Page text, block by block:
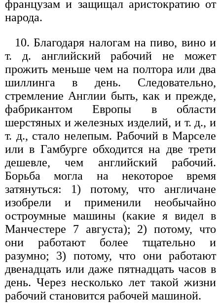
французам и защищал аристократию от
народа.
10. Благодаря налогам на пиво, вино и
т. д. английский рабочий не может
прожить меньше чем на полтора или два
шиллинга в день. Следовательно,
стремление Англии быть, как и прежде,
фабрикантом Европы в области
шерстяных и железных изделий, и т. д., и
т. д., стало нелепым. Рабочий в Марселе
или в Гамбурге обходится на две трети
дешевле, чем английский рабочий.
Борьба могла на некоторое время
затянуться: 1) потому, что англичане
изобрели и применили необычайно
остроумные машины (какие я видел в
Манчестере 7 августа); 2) потому, что
они работают более тщательно и
разумно; 3) потому, что они работают
двенадцать или даже пятнадцать часов в
день. Через несколько лет такой жизни
рабочий становится рабочей машиной.